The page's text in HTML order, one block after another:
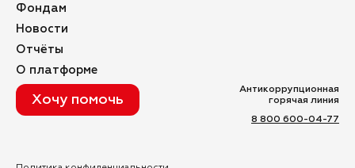
Фондам
Новости
Отчёты
О платформе
Хочу помочь
Антикоррупционная
горячая линия
8 800 600-04-77